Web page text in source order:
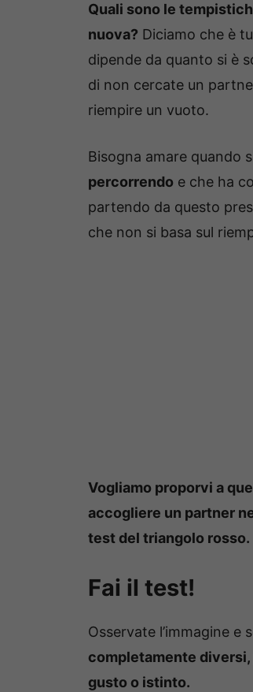
Quali sono le
nuova? Diciamo che è
dipende da quanto si è
di non cercate un
riempire un vuoto.
Bisogna amare quando
percorrendo e che ha
partendo da questo
che non si basa sul
Vogliamo proporvi a
accogliere un partner
test del triangolo rosso.
Fai il test!
Osservate l’immagine e
completamente
gusto o istinto.